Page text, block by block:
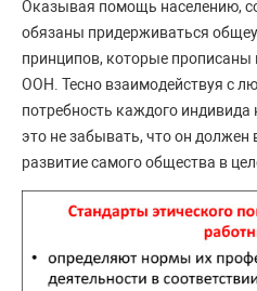
Оказывая помощь населению,
обязаны придерживаться
принципов, которые
ООН. Тесно взаимодействуя с
потребность каждого индивида
это не забывать, что он
развитие самого общества в